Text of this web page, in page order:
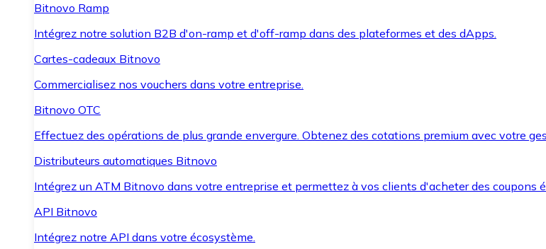
Bitnovo Ramp
Intégrez notre solution B2B d'on-ramp et d'off-ramp dans des plateformes et des dApps.
Cartes-cadeaux Bitnovo
Commercialisez nos vouchers dans votre entreprise.
Bitnovo OTC
Effectuez des opérations de plus grande envergure. Obtenez des cotations premium avec votre
Distributeurs automatiques Bitnovo
Intégrez un ATM Bitnovo dans votre entreprise et permettez à vos clients d'acheter des coupons
API Bitnovo
Intégrez notre API dans votre écosystème.